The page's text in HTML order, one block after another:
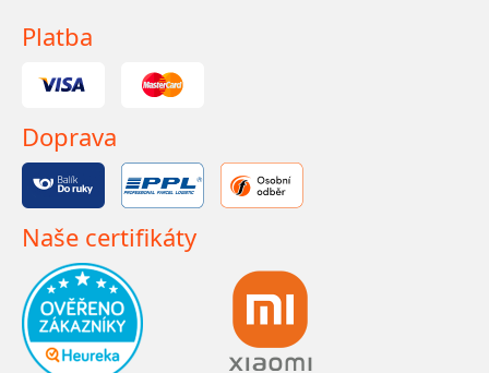
Platba
Doprava
Naše certifikáty